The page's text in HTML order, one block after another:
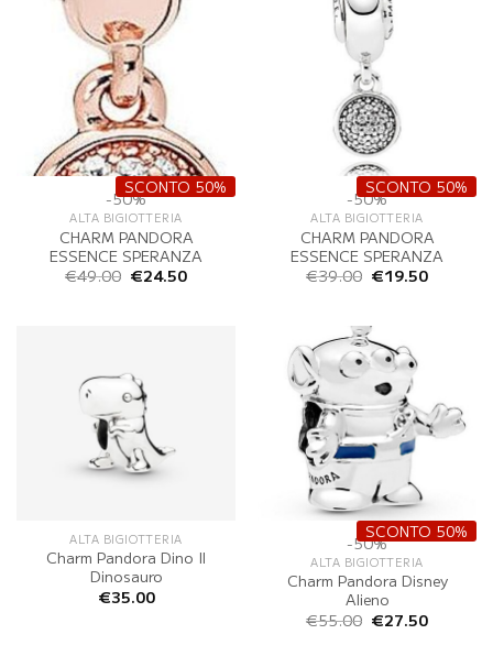
-50%
ALTA BIGIOTTERIA
CHARM PANDORA
ESSENCE SPERANZA
SCONTO 50%
€49.00 Il
prezzo
€24.50Il
-50%
ALTA BIGIOTTERIA
CHARM PANDORA
ESSENCE SPERANZA
SCONTO 50%
€39.00 Il
prezzo
€39.00.
€19.50Il
ALTA BIGIOTTERIA
Charm Pandora Dino Il
Dinosauro
€35.00
-50%
ALTA BIGIOTTERIA
Charm Pandora Disney
Alieno
SCONTO 50%
€55.00 Il
prezzo
€27.50Il
prezzo